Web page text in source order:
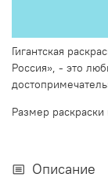
Гигантская
Россия», - это
Размер
Описание